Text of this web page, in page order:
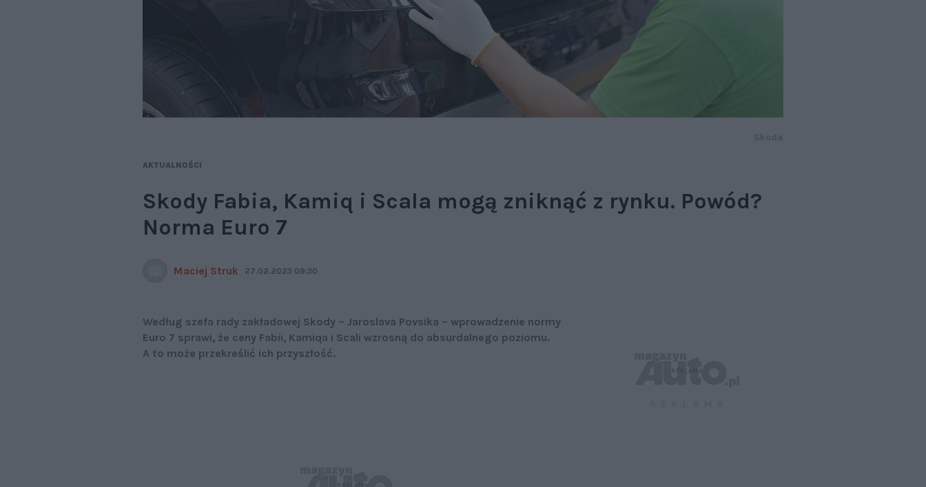
AKTUALNOŚCI
Skody Fabia, Kamiq i Scala mogą zniknąć z rynku. Powód?
Norma Euro 7
Maciej Struk 27.02.2023 09:30
Według szefa rady zakładowej Skody – Jaroslava Povsika – wprowadzenie normy
Euro 7 sprawi, że ceny Fabii, Kamiqa i Scali wzrosną do absurdalnego poziomu.
A to może przekreślić ich przyszłość.